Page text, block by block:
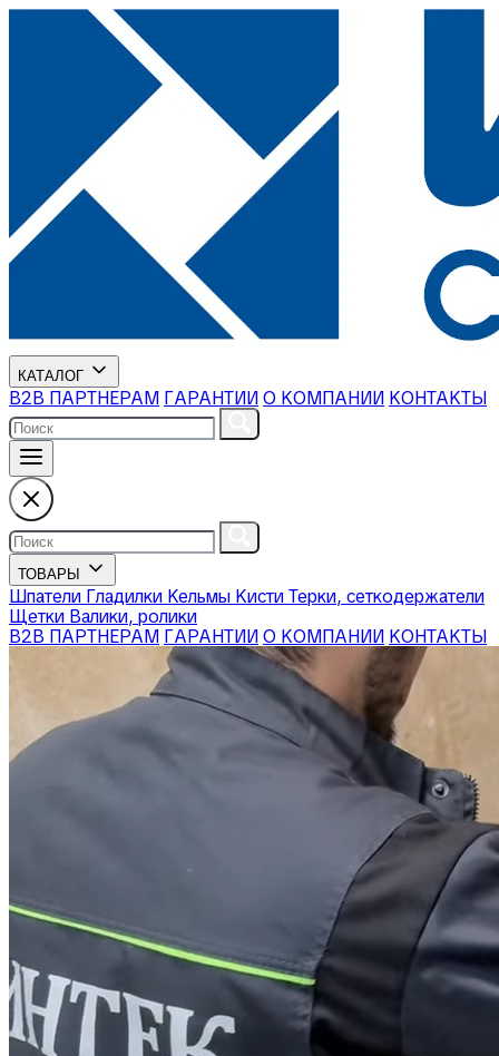
КАТАЛОГ
В2В ПАРТНЕРАМ ГАРАНТИИ О КОМПАНИИ КОНТАКТЫ
ТОВАРЫ
Шпатели Гладилки Кельмы Кисти Терки, сеткодержатели
Щетки Валики, ролики
В2В ПАРТНЕРАМ ГАРАНТИИ О КОМПАНИИ КОНТАКТЫ